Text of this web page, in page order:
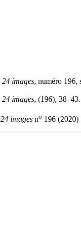
24 images, numéro 196,
24 images, (196), 38–43.
24 images no 196 (2020)